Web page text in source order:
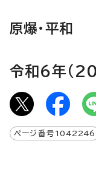
原爆・平和
令和6年（
ページ番号 1042246